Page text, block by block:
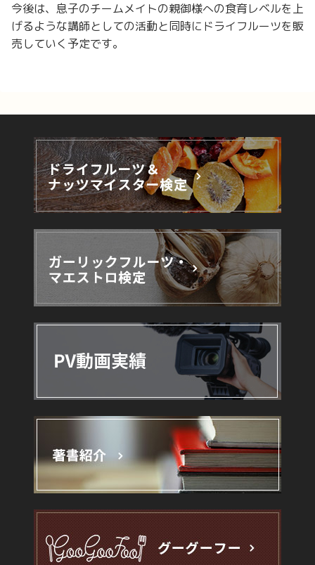
今後は、息子のチームメイトの親御様への食育レベルを上
げるような講師としての活動と同時にドライフルーツを販
売していく予定です。